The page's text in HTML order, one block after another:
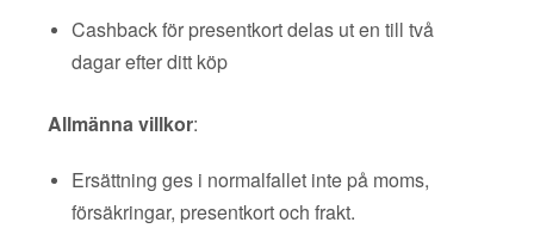
Cashback för presentkort delas ut en till två
dagar efter ditt köp
Allmänna villkor:
Ersättning ges i normalfallet inte på moms,
försäkringar, presentkort och frakt.